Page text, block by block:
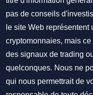
pas de conseils
le site Web
cryptomonnaies, mais
des signaux de trading
quelconques. Nous ne
qui nous permettrait de